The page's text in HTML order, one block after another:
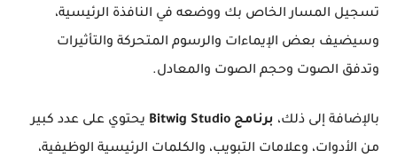
تسجيل المسار الخاص بك ووضعه في النافذة الرئيسية،
وسيضيف بعض الإيماءات والرسوم المتحركة والتأثيرات
وتدفق الصوت وحجم الصوت والمعادل.
بالإضافة إلى ذلك، برنامج Bitwig Studio
يحتوي على عدد كبير
من الأدوات، وعلامات التبويب، والكلمات الرئيسية الوظيفية،